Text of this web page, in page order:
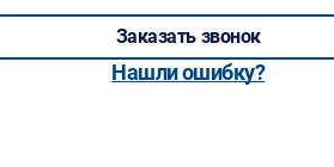
Заказать звонок
Нашли ошибку?